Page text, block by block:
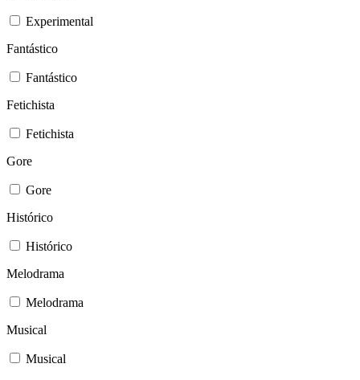
Experimental
Fantástico
Fantástico
Fetichista
Fetichista
Gore
Gore
Histórico
Histórico
Melodrama
Melodrama
Musical
Musical